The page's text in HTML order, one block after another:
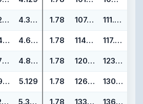
4.239 4.379 1.78 107.67 111.23
4.489 4.629 1.78 114.02 117.58
4.739 4.879 1.78 120.37 123.93
4.989 5.129 1.78 126.72 130.28
5.239 5.379 1.78 133.07 136.63